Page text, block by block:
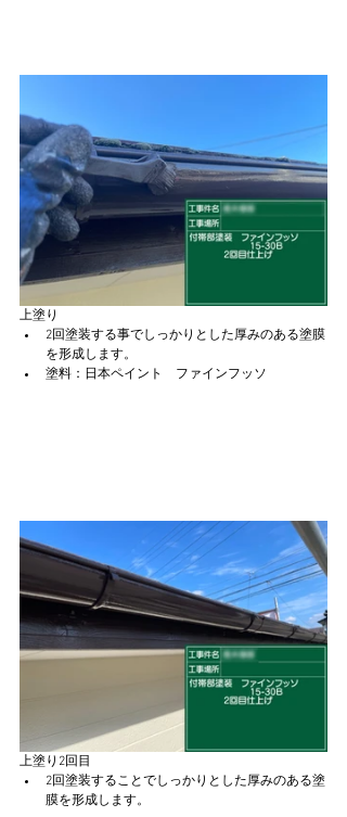
上塗り
2回塗装する事でしっかりとした厚みのある塗膜
を形成します。
塗料：日本ペイント　ファインフッソ
上塗り2回目
2回塗装することでしっかりとした厚みのある塗
膜を形成します。